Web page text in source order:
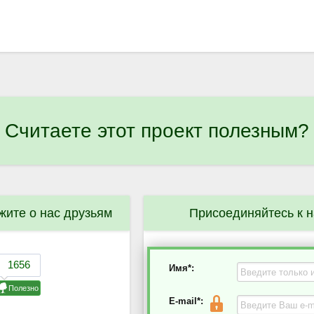
Считаете этот проект полезным?
о нас друзьям Присоединяйтесь к
Имя*:
E-mail*: